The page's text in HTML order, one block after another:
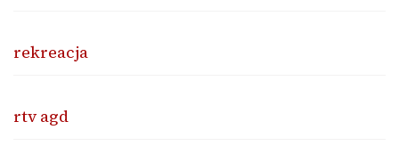
rekreacja
rtv agd